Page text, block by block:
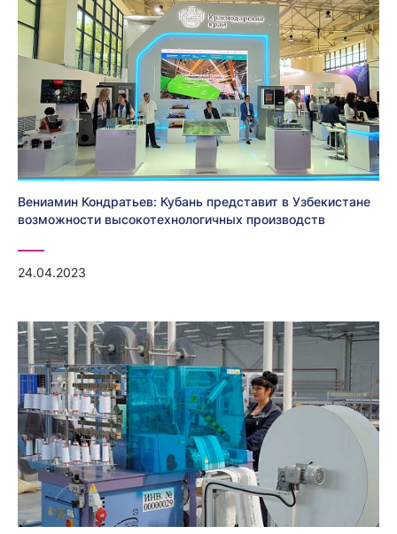
Вениамин Кондратьев: Кубань представит в Узбекистане
возможности высокотехнологичных производств
24.04.2023